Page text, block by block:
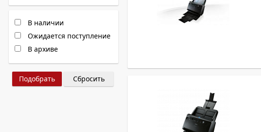
В наличии
Ожидается поступление
В архиве
Сбросить